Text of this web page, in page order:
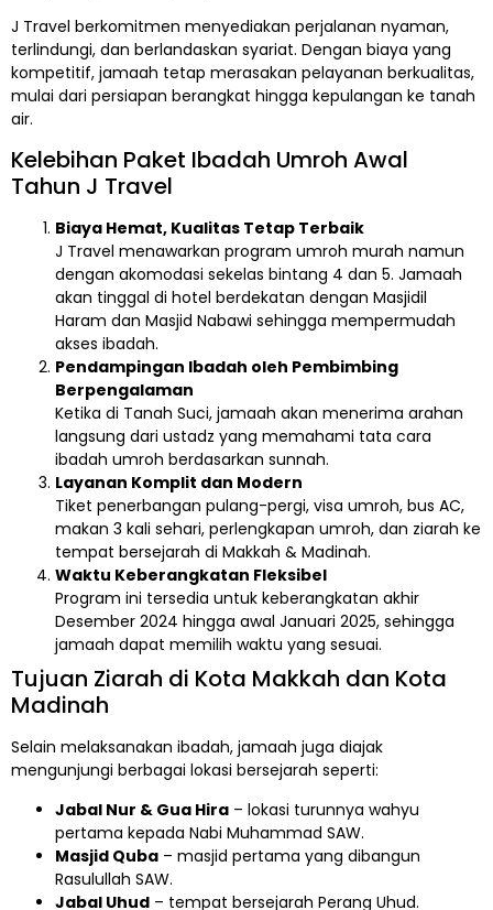
J Travel berkomitmen menyediakan perjalanan nyaman,
terlindungi, dan berlandaskan syariat. Dengan biaya yang
kompetitif, jamaah tetap merasakan pelayanan berkualitas,
mulai dari persiapan berangkat hingga kepulangan ke tanah
air.
Kelebihan Paket Ibadah Umroh Awal
Tahun J Travel
Biaya Hemat, Kualitas Tetap Terbaik
J Travel menawarkan program umroh murah namun
dengan akomodasi sekelas bintang 4 dan 5. Jamaah
akan tinggal di hotel berdekatan dengan Masjidil
Haram dan Masjid Nabawi sehingga mempermudah
akses ibadah.
Pendampingan Ibadah oleh Pembimbing
Berpengalaman
Ketika di Tanah Suci, jamaah akan menerima arahan
langsung dari ustadz yang memahami tata cara
ibadah umroh berdasarkan sunnah.
Layanan Komplit dan Modern
Tiket penerbangan pulang-pergi, visa umroh, bus AC,
makan 3 kali sehari, perlengkapan umroh, dan ziarah ke
tempat bersejarah di Makkah & Madinah.
Waktu Keberangkatan Fleksibel
Program ini tersedia untuk keberangkatan akhir
Desember 2024 hingga awal Januari 2025, sehingga
jamaah dapat memilih waktu yang sesuai.
Tujuan Ziarah di Kota Makkah dan Kota
Madinah
Selain melaksanakan ibadah, jamaah juga diajak
mengunjungi berbagai lokasi bersejarah seperti:
Jabal Nur & Gua Hira – lokasi turunnya wahyu
pertama kepada Nabi Muhammad SAW.
Masjid Quba – masjid pertama yang dibangun
Rasulullah SAW.
Jabal Uhud – tempat bersejarah Perang Uhud.